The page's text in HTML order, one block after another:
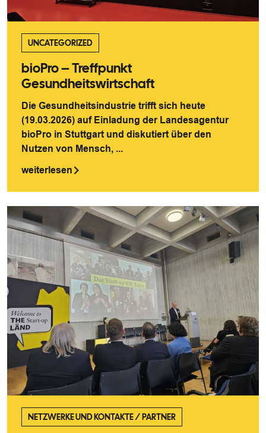
UNCATEGORIZED
bioPro – Treffpunkt
Gesundheitswirtschaft
Die Gesundheitsindustrie trifft sich heute
(19.03.2026) auf Einladung der Landesagentur
bioPro in Stuttgart und diskutiert über den
Nutzen von Mensch, ...
weiterlesen
NETZWERKE UND KONTAKTE/PARTNER